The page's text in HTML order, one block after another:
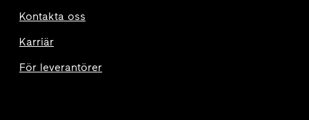
Kontakta oss
Karriär
För leverantörer